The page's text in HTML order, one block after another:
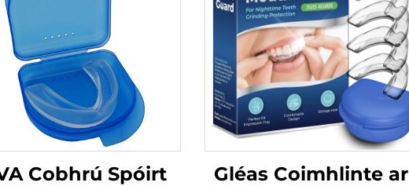
Cobhrú Spóirt
Gléas Coimhlinte ar